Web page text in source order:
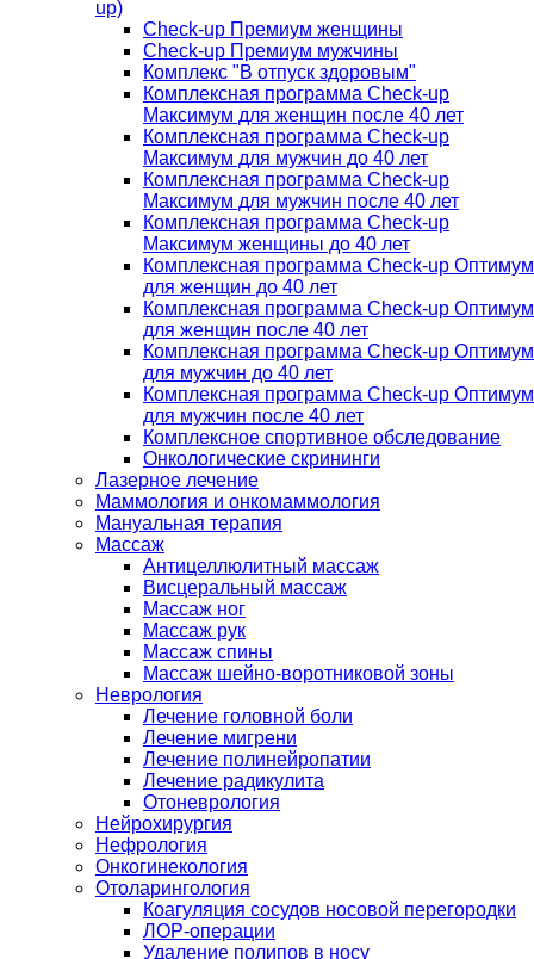
up)
Check-up Премиум женщины
Check-up Премиум мужчины
Комплекс "В отпуск здоровым"
Комплексная программа Check-up
Максимум для женщин после 40 лет
Комплексная программа Check-up
Максимум для мужчин до 40 лет
Комплексная программа Check-up
Максимум для мужчин после 40 лет
Комплексная программа Check-up
Максимум женщины до 40 лет
Комплексная программа Check-up Оптимум
для женщин до 40 лет
Комплексная программа Check-up Оптимум
для женщин после 40 лет
Комплексная программа Check-up Оптимум
для мужчин до 40 лет
Комплексная программа Check-up Оптимум
для мужчин после 40 лет
Комплексное спортивное обследование
Онкологические скрининги
Лазерное лечение
Маммология и онкомаммология
Мануальная терапия
Массаж
Антицеллюлитный массаж
Висцеральный массаж
Массаж ног
Массаж рук
Массаж спины
Массаж шейно-воротниковой зоны
Неврология
Лечение головной боли
Лечение мигрени
Лечение полинейропатии
Лечение радикулита
Отоневрология
Нейрохирургия
Нефрология
Онкогинекология
Отоларингология
Коагуляция сосудов носовой перегородки
ЛОР-операции
Удаление полипов в носу